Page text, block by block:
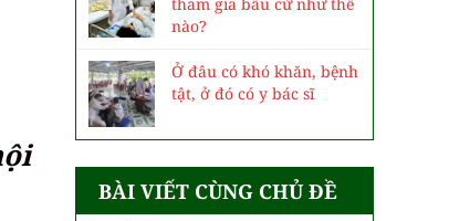
nào?
Ở đâu có khó khăn, bệnh
tật, ở đó có y bác sĩ
BÀI VIẾT CÙNG CHỦ ĐỀ